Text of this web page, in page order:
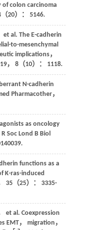
colon carcinoma
（20）： 5146.
et al. The E-cadherin
to-mesenchymal
implications，
， 8（10）： 1118.
N-cadherin
Pharmacother，
as oncology
Soc Lond B Biol
functions as a
K-ras-induced
35（25）： 3335-
et al. Coexpression
EMT， migration，